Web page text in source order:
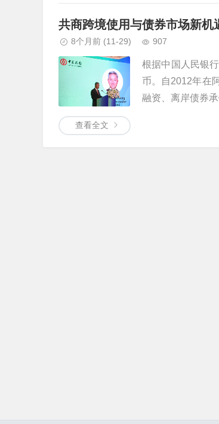
共商跨境使用与债券市场新机
8个月前 (11-29) 907
根据中国人民银
币。自2012年在
融资、离岸债券
查看全文